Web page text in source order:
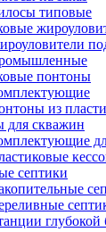
типовые
понтоны
из
для скважин
септики
глубокой